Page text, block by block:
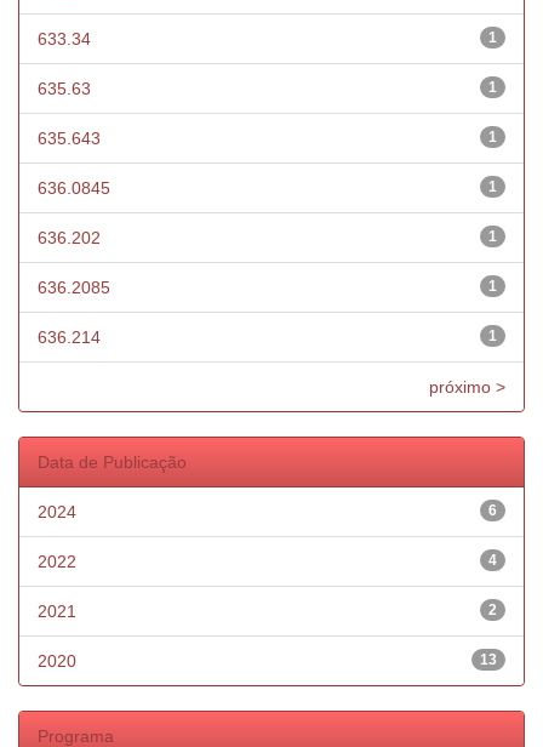
1
633.34
1
635.63
1
635.643
1
636.0845
1
636.202
1
636.2085
1
636.214
próximo >
Data de Publicação
6
2024
4
2022
2
2021
13
2020
Programa